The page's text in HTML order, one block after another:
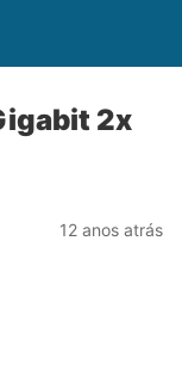
2x
12 anos atrás